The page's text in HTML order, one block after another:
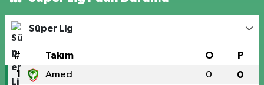
Süper Lig
# Takım O P
1 Amed 0 0